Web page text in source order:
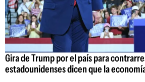
Gira de Trump por el país para
estadounidenses dicen que la